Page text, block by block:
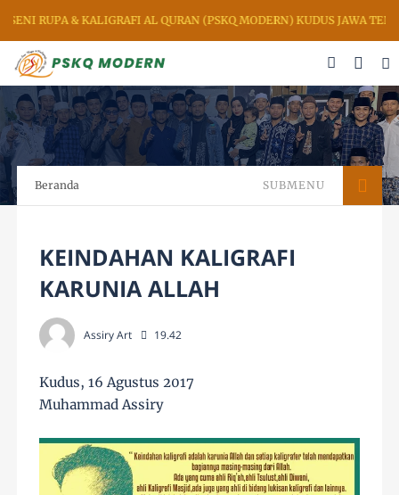
RUPA & KALIGRAFI AL QURAN (PSKQ MODERN) KUDUS JAWA
Beranda SUBMENU
KEINDAHAN KALIGRAFI
KARUNIA ALLAH
Assiry Art 19.42
Kudus, 16 Agustus 2017
Muhammad Assiry